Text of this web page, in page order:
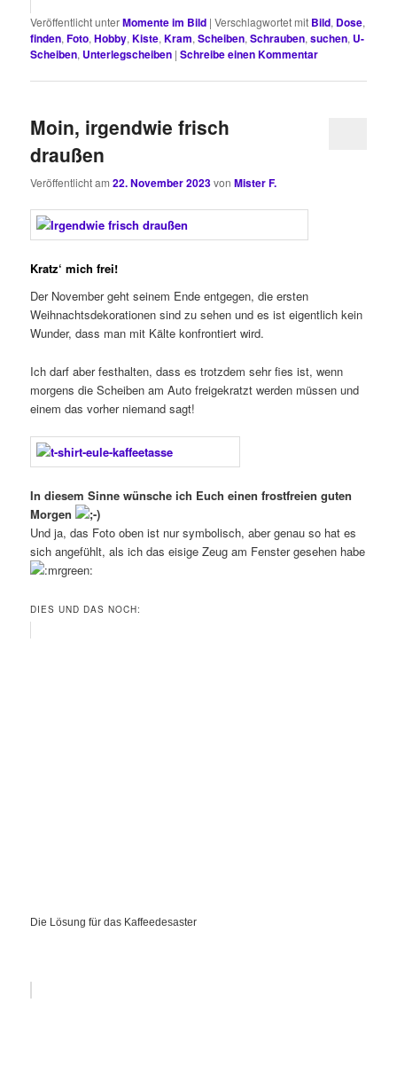
Veröffentlicht unterMomente im Bild |Verschlagwortet mit Bild, Dose,
finden,Foto,Hobby,Kiste,Kram,Scheiben,Schrauben,suchen, U-
Scheiben, Unterlegscheiben |Schreibe einen Kommentar
Moin, irgendwie frisch
draußen
Veröffentlicht am22. November 2023vonMister F.
Kratz‘ mich frei!
Der November geht seinem Ende entgegen, die ersten
Weihnachtsdekorationen sind zu sehen und es ist eigentlich kein
Wunder, dass man mit Kälte konfrontiert wird.
Ich darf aber festhalten, dass es trotzdem sehr fies ist, wenn
morgens die Scheiben am Auto freigekratzt werden müssen und
einem das vorher niemand sagt!
In diesem Sinne wünsche ich Euch einen frostfreien guten
Morgen
Und ja, das Foto oben ist nur symbolisch, aber genau so hat es
sich angefühlt, als ich das eisige Zeug am Fenster gesehen habe
DIES UND DAS NOCH:
Die Lösung für das Kaffeedesaster